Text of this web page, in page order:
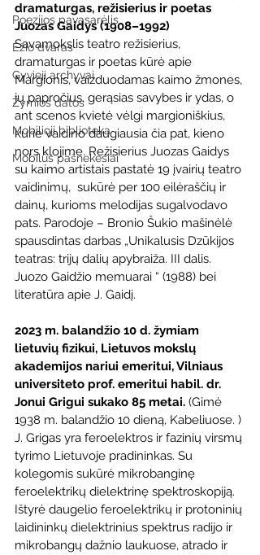
Poezijos pavasarėlis
Ežio dvaras
Gyvieji archyvai
Žymios datos
Mobilioji biblioteka
Mobilūs pašnekesiai
dramaturgas, režisierius ir poetas
Juozas Gaidys (1908–1992)
Savamokslis teatro režisierius,
dramaturgas ir poetas kūrė apie
Margionis, vaizduodamas kaimo žmones,
jų papročius, gerąsias savybes ir ydas, o
ant scenos kvietė vėlgi margioniškius,
kurie vaidino daugiausia čia pat, kieno
nors klojime. Režisierius Juozas Gaidys
su kaimo artistais pastatė 19 įvairių teatro
vaidinimų,  sukūrė per 100 eilėraščių ir
dainų, kurioms melodijas sugalvodavo
pats. Parodoje – Bronio Šukio mašinėlė
spausdintas darbas „Unikalusis Dzūkijos
teatras: trijų dalių apybraiža. III dalis.
Juozo Gaidžio memuarai “ (1988) bei
literatūra apie J. Gaidį.
2023 m. balandžio 10 d. žymiam
lietuvių fizikui, Lietuvos mokslų
akademijos nariui emeritui, Vilniaus
universiteto prof. emeritui habil. dr.
Jonui Grigui sukako 85 metai. (Gimė
1938 m. balandžio 10 dieną, Kabeliuose. )
J. Grigas yra feroelektros ir fazinių virsmų
tyrimo Lietuvoje pradininkas. Su
kolegomis sukūrė mikrobanginę
feroelektrikų dielektrinę spektroskopiją.
Ištyrė daugelio feroelektrikų ir protoninių
laidininkų dielektrinius spektrus radijo ir
mikrobangų dažnio laukuose, atrado ir